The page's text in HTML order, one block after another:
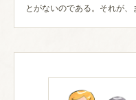
とがないのである。それが